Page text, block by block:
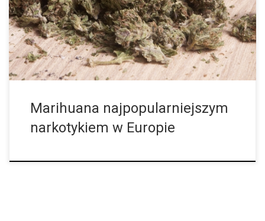
w Europie, zamieszkałych przez łącznie 15 milionów ludzi. Jak
się okazuje, każdego dnia w takich […]
Marihuana najpopularniejszym
narkotykiem w Europie